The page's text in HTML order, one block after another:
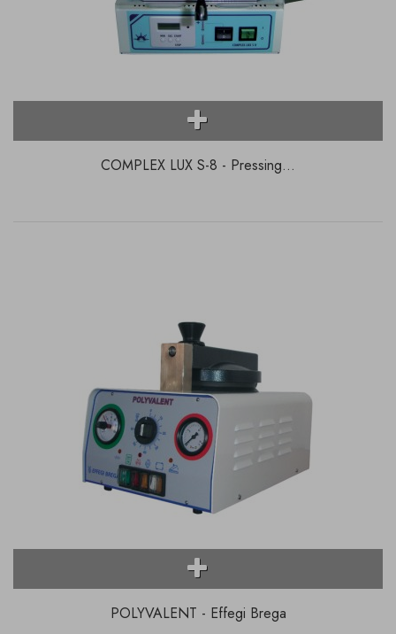
COMPLEX LUX S-8 - Pressing...
POLYVALENT - Effegi Brega